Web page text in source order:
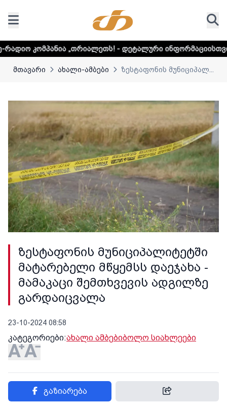
„თრიალეთს! - დეტალური ინფორმაციისთვის დააკლიკეთ
მთავარი ახალი-ამბები ზესტაფონის მუნიციპალ...
ზესტაფონის მუნიციპალიტეტში
მატარებელი მწყემსს დაეჯახა -
მამაკაცი შემთხვევის ადგილზე
გარდაიცვალა
23-10-2024 08:58
კატეგორიები:ახალი ამბებიბოლო სიახლეები
გაზიარება